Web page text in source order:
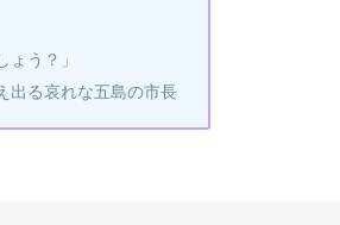
う？」
出る哀れな五島の市長